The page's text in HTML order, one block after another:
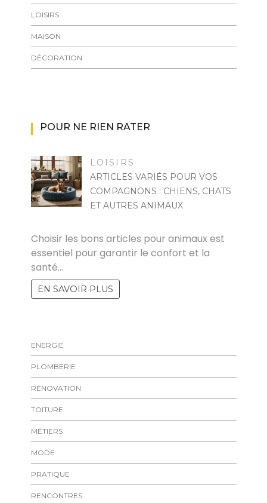
LOISIRS
MAISON
DÉCORATION
POUR NE RIEN RATER
LOISIRS
ARTICLES VARIÉS POUR VOS
COMPAGNONS : CHIENS, CHATS
ET AUTRES ANIMAUX
Choisir les bons articles pour animaux est
essentiel pour garantir le confort et la
santé…
EN SAVOIR PLUS
ENERGIE
PLOMBERIE
RÉNOVATION
TOITURE
MÉTIERS
MODE
PRATIQUE
RENCONTRES